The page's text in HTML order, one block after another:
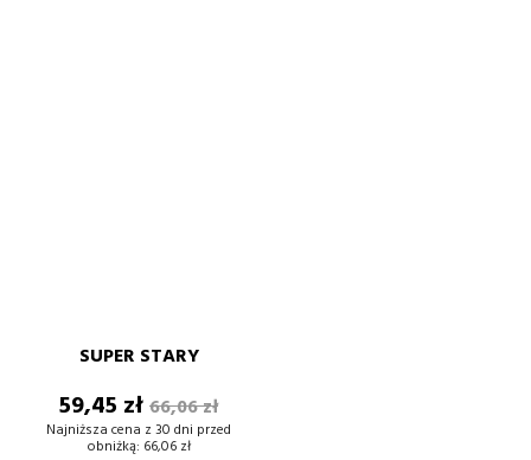
SUPER STARY
Cena
59,45 złCena
podstawowa
66,06 zł
Najniższa cena z 30 dni przed
obniżką: 66,06 zł